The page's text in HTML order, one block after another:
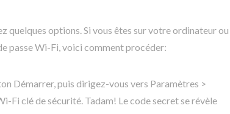
quelques options. Si vous êtes sur votre ordinateur ou
passe Wi-Fi, voici comment procéder:
Démarrer, puis dirigez-vous vers Paramètres >
Fi clé de sécurité. Tadam! Le code secret se révèle